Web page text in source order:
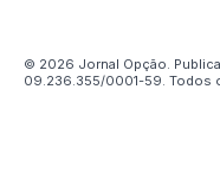
© 2026 Jornal Opção.
09.236.355/0001-59. Todos